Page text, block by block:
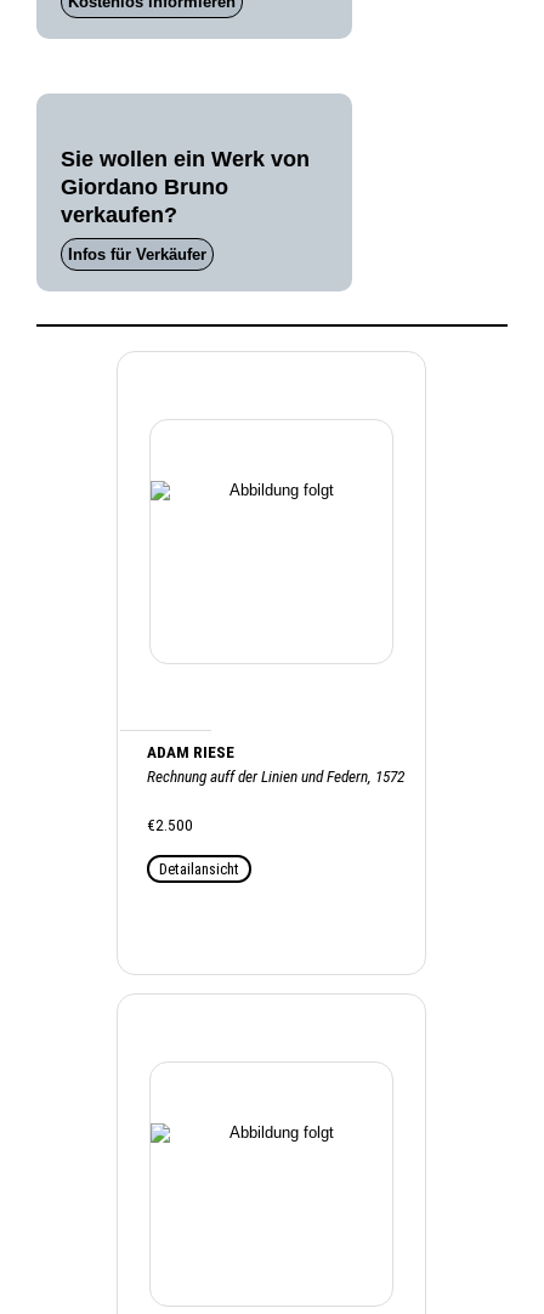
Sie wollen ein Werk von
Giordano Bruno
verkaufen?
Infos für Verkäufer
ADAM RIESE
Rechnung auff der Linien und Federn, 1572
€2.500
Detailansicht